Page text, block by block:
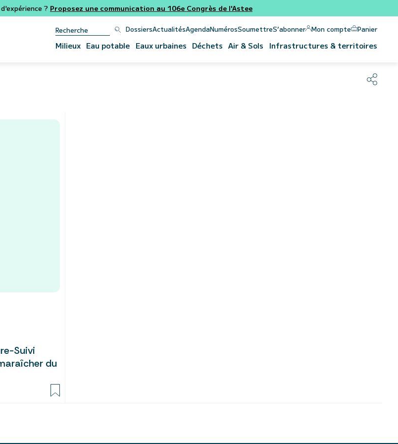
? Proposez une communication au 106e Congrès de l'Astee
DossiersActualitésAgendaNumérosSoumettreS’abonner Mon compte Panier
Milieux Eau potable Eaux urbaines Déchets Air & Sols Infrastructures & territoires
Suivi
du